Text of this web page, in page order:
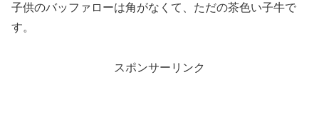
子供のバッファローは角がなくて、ただの茶色い子牛で
す。
スポンサーリンク